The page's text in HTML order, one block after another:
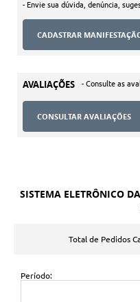
- Envie sua dúvida, denúncia,
AVALIAÇÕES - Consulte as
CONSULTAR AVALIAÇÕES
SISTEMA ELETRÔNICO
Total de Pedidos
Período: